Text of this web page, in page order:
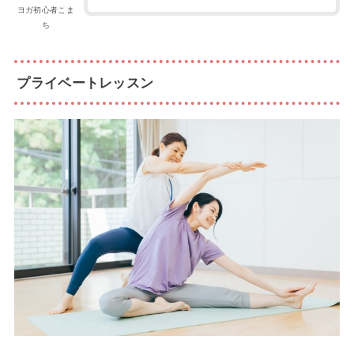
ヨガ初心者こま
ち
プライベートレッスン